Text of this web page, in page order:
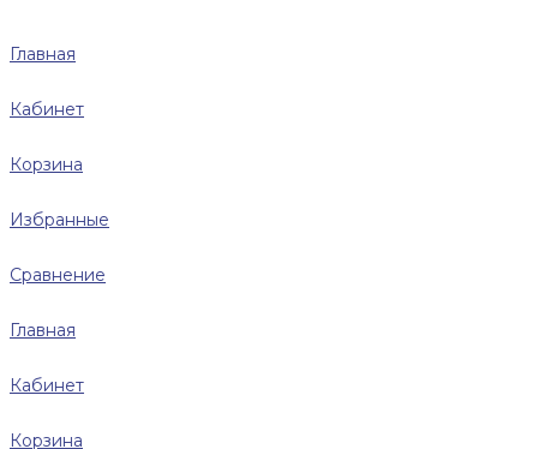
Главная
Кабинет
Корзина
Избранные
Сравнение
Главная
Кабинет
Корзина